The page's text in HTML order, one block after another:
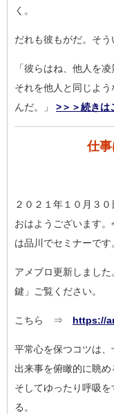
く 。
だれも彼もがだ。そう
「彼らはね、他人を
それを他人と同じよ
んだ。」 >＞＞続きは
仕事
２０２１年１０月３０
おはようございます
は品川でセミナーです
アメブロ更新しまし
鍵」
ご覧ください。
こちら ⇒ https://
平常心を保つコツは
出来事を俯瞰的に眺め
そしてゆったり呼吸
る 。